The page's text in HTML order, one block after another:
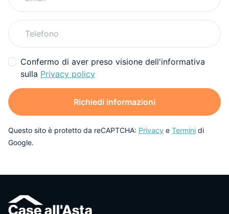
Confermo di aver preso visione dell'informativa
sulla Privacy policy
Richiedi informazioni
Questo sito è protetto da reCAPTCHA: Privacy e Termini di
Google.